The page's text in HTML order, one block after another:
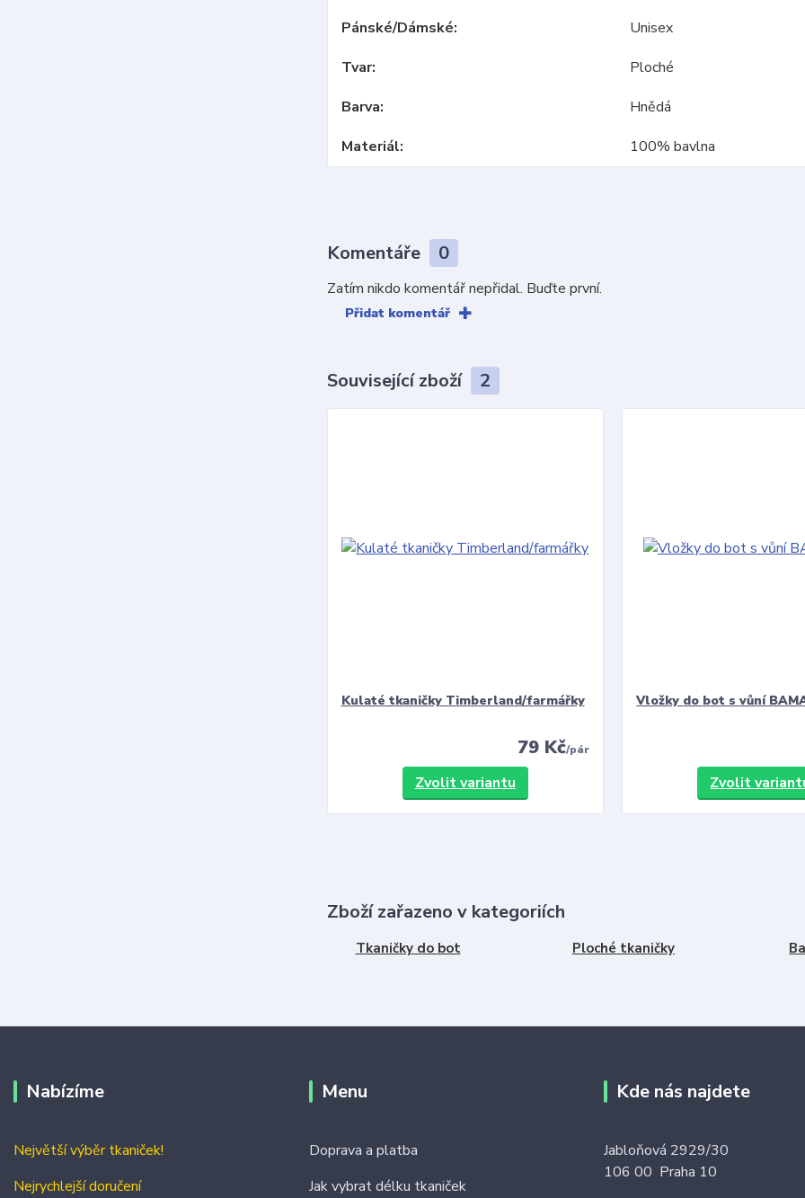
Pánské/Dámské
Unisex
Tvar
Ploché
Barva
Hnědá
Materiál
100% bavlna
Komentáře 0
Zatím nikdo komentář nepřidal. Buďte první.
Přidat komentář
Související zboží 2
Kulaté tkaničky Timberland/farmářky
79 Kč/pár
Zvolit variantu
Vložky do bot s vůní
Zvolit
Zboží zařazeno v kategoriích
Tkaničky do bot Ploché tkaničky
Nabízíme
Největší výběr tkaniček!
Nejrychlejší doručení
Menu
Doprava a platba
Jak vybrat délku tkaniček
Kde nás najdete
Jabloňová 2929/30
106 00 Praha 10